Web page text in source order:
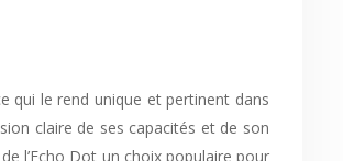
qui le rend unique et pertinent dans
claire de ses capacités et de son
l’Echo Dot un choix populaire pour